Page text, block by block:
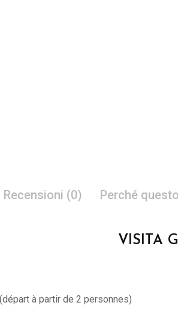
Recensioni (0) Perché
VISITA
à partir de 2 personnes)